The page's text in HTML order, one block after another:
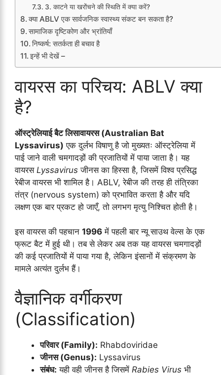
3. काटने या खरोंचने की स्थिति में क्या करें?
क्या ABLV एक सार्वजनिक स्वास्थ्य संकट बन सकता है?
सामाजिक दृष्टिकोण और भ्रांतियाँ
निष्कर्ष: सतर्कता ही बचाव है
इन्हें भी देखें –
वायरस का परिचय: ABLV क्या
है?
ऑस्ट्रेलियाई बैट लिसावायरस (Australian Bat
Lyssavirus) एक दुर्लभ विषाणु है जो मुख्यतः ऑस्ट्रेलिया में
पाई जाने वाली चमगादड़ों की प्रजातियों में पाया जाता है। यह
वायरस Lyssavirus जीनस का हिस्सा है, जिसमें विश्व प्रसिद्ध
रेबीज वायरस भी शामिल है। ABLV, रेबीज की तरह ही तंत्रिका
तंत्र (nervous system) को प्रभावित करता है और यदि
लक्षण एक बार प्रकट हो जाएँ, तो लगभग मृत्यु निश्चित होती है।
इस वायरस की पहचान 1996 में पहली बार न्यू साउथ वेल्स के एक
फ्रूट बैट में हुई थी। तब से लेकर अब तक यह वायरस चमगादड़ों
की कई प्रजातियों में पाया गया है, लेकिन इंसानों में संक्रमण के
मामले अत्यंत दुर्लभ हैं।
वैज्ञानिक वर्गीकरण
(Classification)
परिवार (Family): Rhabdoviridae
जीनस (Genus): Lyssavirus
संबंध: यही वही जीनस है जिसमें Rabies Virus भी